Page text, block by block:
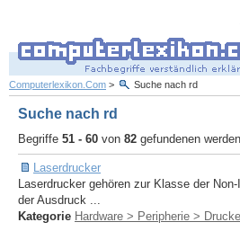
Computerlexikon.Com > Suche nach rd
Suche nach rd
Begriffe 51 - 60 von 82 gefundenen
Laserdrucker
Laserdrucker gehören zur Klasse der
der Ausdruck ...
Kategorie Hardware > Peripherie >